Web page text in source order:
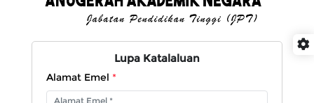
Lupa Katalaluan
Alamat Emel *